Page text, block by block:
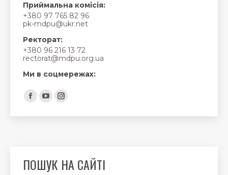
Приймальна комісія:
+380 97 765 82 96
pk-mdpu@ukr.net
Ректорат:
+380 96 216 13 72
rectorat@mdpu.org.ua
Ми в соцмережах:
Find us on:
Facebook
page
window
YouTube
page
window
Instagram
page
window
ПОШУК НА САЙТІ